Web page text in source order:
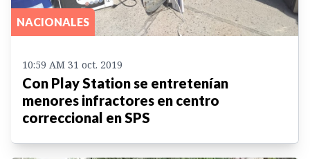
NACIONALES
10:59 AM 31 oct. 2019
Con Play Station se entretenían
menores infractores en centro
correccional en SPS